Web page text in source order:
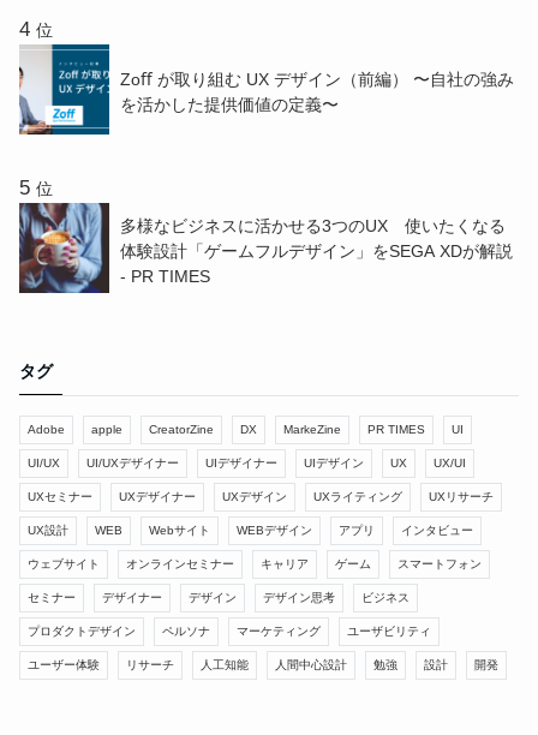
位
Zoﬀ が取り組む UX デザイン（前編） 〜⾃社の強み
を活かした提供価値の定義〜
位
多様なビジネスに活かせる3つのUX 使いたくなる
体験設計「ゲームフルデザイン」をSEGA XDが解説
- PR TIMES
タグ
Adobe apple CreatorZine DX MarkeZine PR TIMES UI
UI/UX UI/UXデザイナー UIデザイナー UIデザイン UX UX/UI
UXセミナー UXデザイナー UXデザイン UXライティング UXリサーチ
UX設計 WEB Webサイト WEBデザイン アプリ インタビュー
ウェブサイト オンラインセミナー キャリア ゲーム スマートフォン
セミナー デザイナー デザイン デザイン思考 ビジネス
プロダクトデザイン ペルソナ マーケティング ユーザビリティ
ユーザー体験 リサーチ 人工知能 人間中心設計 勉強 設計 開発